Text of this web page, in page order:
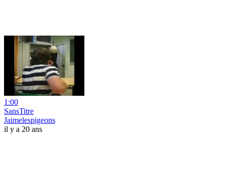
1:00
SansTitre
Jaimelespigeons
il y a 20 ans